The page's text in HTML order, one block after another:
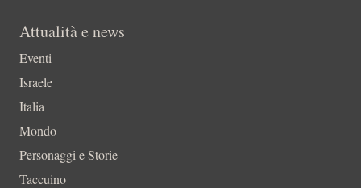
Attualità e news
Eventi
Israele
Italia
Mondo
Personaggi e Storie
Taccuino